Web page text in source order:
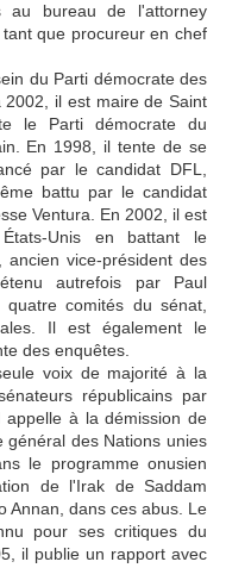
au bureau de l'attorney
que procureur en chef
du Parti démocrate des
il est maire de Saint
le Parti démocrate du
En 1998, il tente de se
par le candidat DFL,
battu par le candidat
Ventura. En 2002, il est
Unis en battant le
ancien vice-président des
autrefois par Paul
comités du sénat,
Il est également le
des enquêtes.
voix de majorité à la
républicains par
appelle à la démission de
général des Nations unies
le programme onusien
de l'Irak de Saddam
Annan, dans ces abus. Le
pour ses critiques du
il publie un rapport avec